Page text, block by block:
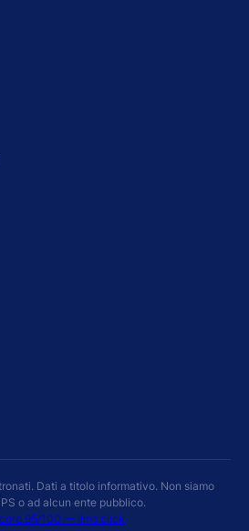
Dati a titolo informativo. Non siamo
o ad alcun ente pubblico.